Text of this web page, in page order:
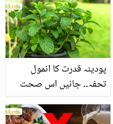
منرلز اور اینٹی آکسیڈنٹس
سے بھرپور اس سبزی کے
فائدے
پودینہ قدرت کا انمول
تحفہ۔۔ جانیں اس صحت
انگیز طبی فوائد